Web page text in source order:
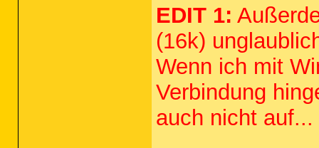
EDIT 1:
(16k)
Wenn ich mit
Verbindung
auch nicht auf...